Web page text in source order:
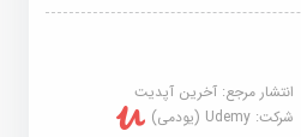
انتشار مرجع:آخرین آپدیت
شرکت:Udemy (یودمی)